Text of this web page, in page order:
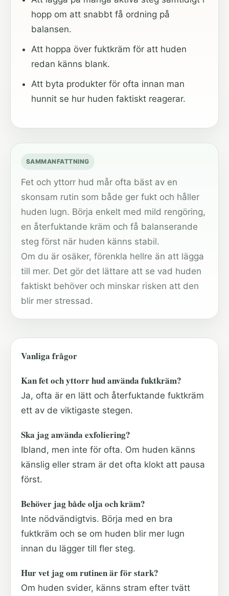
hopp om att snabbt få ordning på
balansen.
Att hoppa över fuktkräm för att huden
redan känns blank.
Att byta produkter för ofta innan man
hunnit se hur huden faktiskt reagerar.
SAMMANFATTNING
Fet och yttorr hud mår ofta bäst av en
skonsam rutin som både ger fukt och håller
huden lugn. Börja enkelt med mild rengöring,
en återfuktande kräm och få balanserande
steg först när huden känns stabil.
Om du är osäker, förenkla hellre än att lägga
till mer. Det gör det lättare att se vad huden
faktiskt behöver och minskar risken att den
blir mer stressad.
Vanliga frågor
Kan fet och yttorr hud använda fuktkräm?
Ja, ofta är en lätt och återfuktande fuktkräm
ett av de viktigaste stegen.
Ska jag använda exfoliering?
Ibland, men inte för ofta. Om huden känns
känslig eller stram är det ofta klokt att pausa
först.
Behöver jag både olja och kräm?
Inte nödvändigtvis. Börja med en bra
fuktkräm och se om huden blir mer lugn
innan du lägger till fler steg.
Hur vet jag om rutinen är för stark?
Om huden svider, känns stram efter tvätt